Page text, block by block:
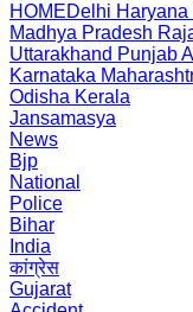
HOMEDelhi Haryana
Madhya Pradesh
Uttarakhand Punjab
Karnataka
Odisha Kerala
Jansamasya
News
Bjp
National
Police
Bihar
India
कांग्रेस
Gujarat